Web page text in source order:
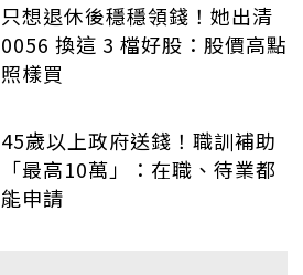
只想退休後穩穩領錢！她出清
0056 換這 3 檔好股：股價高點
照樣買
45歲以上政府送錢！職訓補助
「最高10萬」：在職、待業都
能申請